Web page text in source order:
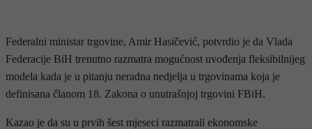
Federalni ministar trgovine, Amir Hasičević, potvrdio je da Vlada
Federacije BiH trenutno razmatra mogućnost uvođenja fleksibilnijeg
modela kada je u pitanju neradna nedjelja u trgovinama koja je
definisana članom 18. Zakona o unutrašnjoj trgovini FBiH.
Kazao je da su u prvih šest mjeseci razmatrali ekonomske